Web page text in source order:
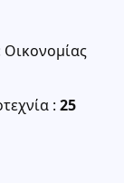
Οικονομίας
: 25